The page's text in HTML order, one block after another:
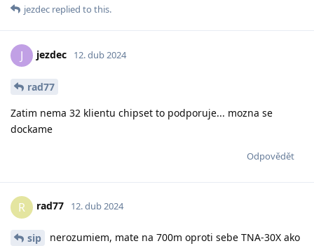
jezdec replied to this.
J jezdec 12. dub 2024
rad77
Zatim nema 32 klientu chipset to podporuje... mozna se
dockame
Odpovědět
R rad77 12. dub 2024
sip
nerozumiem, mate na 700m oproti sebe TNA-30X ako